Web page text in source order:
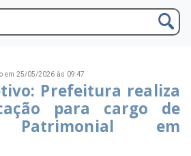
em 25/05/2026 às 09:47
Prefeitura realiza
para cargo de
Patrimonial em